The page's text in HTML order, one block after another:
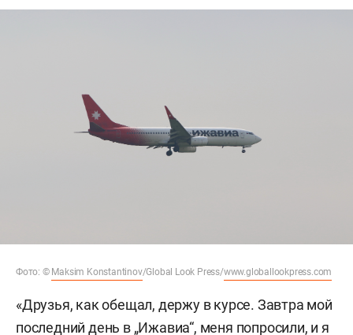
Фото: © Maksim Konstantinov/Global Look Press/www.globallookpress.com
«Друзья, как обещал, держу в курсе. Завтра мой
последний день в „Ижавиа“, меня попросили, и я